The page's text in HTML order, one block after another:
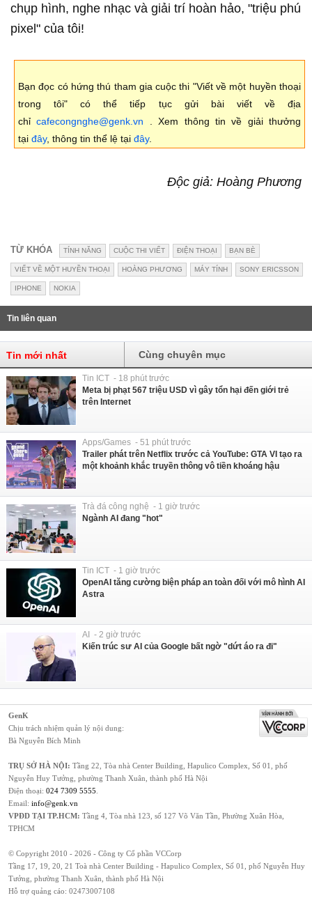
chụp hình, nghe nhạc và giải trí hoàn hảo, "triệu phú
pixel" của tôi!
Bạn đọc có hứng thú tham gia cuộc thi "Viết về một huyền thoại
trong tôi" có thể tiếp tục gửi bài viết về địa
chỉcafecongnghe@genk.vn . Xem thông tin về giải thưởng
tại đây, thông tin thể lệ tại đây.
Độc giả: Hoàng Phương
TỪ KHÓA TÍNH NĂNG CUỘC THI VIẾT ĐIỆN THOẠI BẠN BÈ
VIẾT VỀ MỘT HUYỀN THOẠI HOÀNG PHƯƠNG MÁY TÍNH SONY ERICSSON
IPHONE NOKIA
Tin liên quan
Tin mới nhất Cùng chuyên mục
Tin ICT - 18 phút trước
Meta bị phạt 567 triệu USD vì gây tổn hại đến giới trẻ
trên Internet
Apps/Games - 51 phút trước
Trailer phát trên Netflix trước cả YouTube: GTA VI tạo ra
một khoảnh khắc truyền thông vô tiền khoáng hậu
Trà đá công nghệ - 1 giờ trước
Ngành AI đang "hot"
Tin ICT - 1 giờ trước
OpenAI tăng cường biện pháp an toàn đối với mô hình AI
Astra
AI - 2 giờ trước
Kiến trúc sư AI của Google bất ngờ "dứt áo ra đi"
GenK
Chịu trách nhiệm quản lý nội dung:
Bà Nguyễn Bích Minh
TRỤ SỞ HÀ NỘI: Tầng 22, Tòa nhà Center Building, Hapulico Complex, Số 01, phố
Nguyễn Huy Tưởng, phường Thanh Xuân, thành phố Hà Nội
Điện thoại: 024 7309 5555
Email: info@genk.vn
VPĐD TẠI TP.HCM: Tầng 4, Tòa nhà 123, số 127 Võ Văn Tần, Phường Xuân Hòa,
TPHCM
© Copyright 2010 - 2026 - Công ty Cổ phần VCCorp
Tầng 17, 19, 20, 21 Toà nhà Center Building - Hapulico Complex, Số 01, phố Nguyễn Huy
Tưởng, phường Thanh Xuân, thành phố Hà Nội
Hỗ trợ quảng cáo: 02473007108